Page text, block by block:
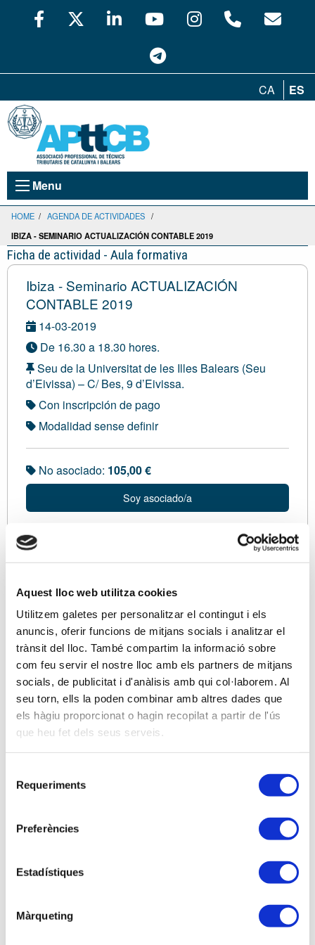
Aquest lloc web utilitza cookies
Utilitzem galetes per personalitzar el contingut i els
anuncis, oferir funcions de mitjans socials i analitzar el
trànsit del lloc. També compartim la informació sobre
com feu servir el nostre lloc amb els partners de mitjans
socials, de publicitat i d'anàlisis amb qui col·laborem. Al
seu torn, ells la poden combinar amb altres dades que
els hàgiu proporcionat o hagin recopilat a partir de l'ús
que heu fet dels seus serveis.
Requeriments
Preferències
Estadístiques
Màrqueting
CA ES
Menu
HOME / AGENDA DE ACTIVIDADES /
IBIZA - SEMINARIO ACTUALIZACIÓN CONTABLE 2019
Ficha de actividad - Aula formativa
Ibiza - Seminario ACTUALIZACIÓN
CONTABLE 2019
14-03-2019
De 16.30 a 18.30 hores.
Seu de la Universitat de les Illes Balears (Seu
d’Eivissa) – C/ Bes, 9 d’Eivissa.
Con inscripción de pago
Modalidad sense definir
No asociado: 105,00 €
Soy asociado/a
Ponentes
Ciències Econòmiques i Empresarials. Censor Jurat
de Comptes.
Descripción
Contingut de la sessió
Com cada any, es proposa una sessió
d'actualització comptable per comentar i analitzar les
novetats comptables que s'han aprovat en 2018, així
com també els canvis que s'estan preparant en
aquests moments en el Pla General de
Entre d'altres, s'explicaran:
- El nou PGC per a partits polítics,
- Les modificacions previstes en la comptabilització